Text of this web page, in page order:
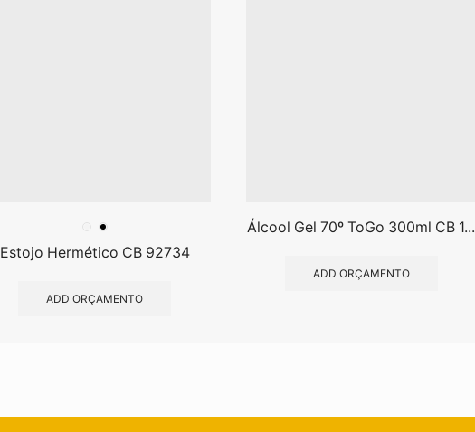
Estojo Hermético CB 92734
ADD ORÇAMENTO
Álcool Gel 70º ToGo 300ml CB 1...
ADD ORÇAMENTO